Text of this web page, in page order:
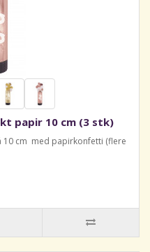
papir 10 cm (3 stk)
10 cm med papirkonfetti (flere